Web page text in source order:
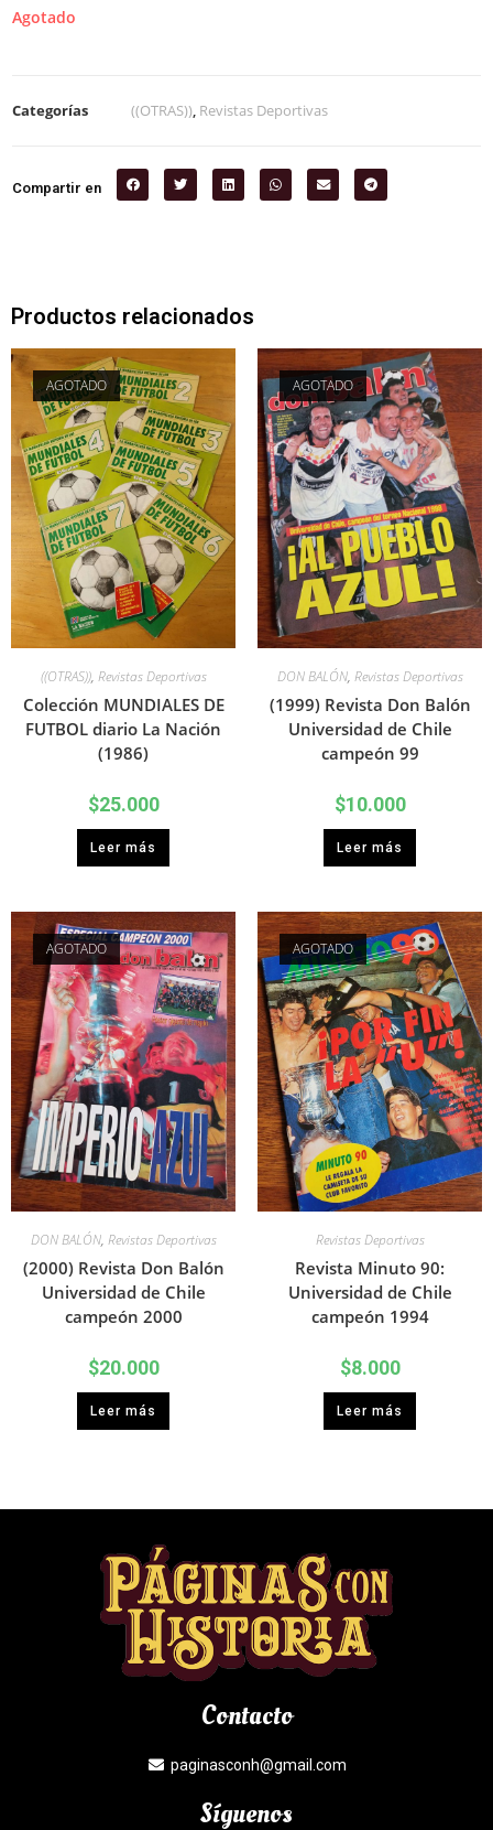
Agotado
Categorías ((OTRAS)), Revistas Deportivas
Compartir en
Productos relacionados
AGOTADO
((OTRAS)), Revistas Deportivas
Colección MUNDIALES DE
FUTBOL diario La Nación
(1986)
$25.000
Leer más
AGOTADO
DON BALÓN, Revistas Deportivas
(1999) Revista Don Balón
Universidad de Chile
campeón 99
$10.000
Leer más
AGOTADO
DON BALÓN, Revistas Deportivas
(2000) Revista Don Balón
Universidad de Chile
campeón 2000
$20.000
Leer más
AGOTADO
Revistas Deportivas
Revista Minuto 90:
Universidad de Chile
campeón 1994
$8.000
Leer más
Contacto
paginasconh@gmail.com
Síguenos